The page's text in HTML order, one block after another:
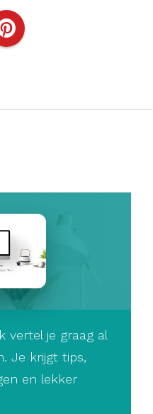
vertel je graag al
Je krijgt tips,
en lekker